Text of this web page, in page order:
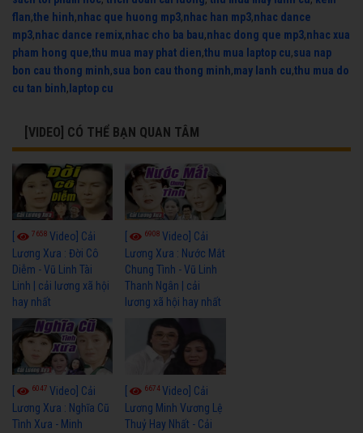
flan,the hinh,nhac que huong mp3,nhac han mp3,nhac dance
mp3,nhac dance remix,nhac cho ba bau,nhac dong que mp3,nhac xua
pham hong que,thu mua may phat dien,thu mua laptop cu,sua nap
bon cau thong minh,sua bon cau thong minh,may lanh cu,thu mua do
cu tan binh, laptop cu
[VIDEO] CÓ THỂ BẠN QUAN TÂM
7658 Video] Cải
Lương Xưa : Đời Cô
Diễm - Vũ Linh Tài
Linh | cải lương xã hội
hay nhất
6908Video] Cải
Lương Xưa : Nước Mắt
Chung Tình - Vũ Linh
Thanh Ngân | cải
lương xã hội hay nhất
6047 Video] Cải
Lương Xưa : Nghĩa Cũ
Tình Xưa - Minh
6674Video] Cải
Lương Minh Vương Lệ
Thuỷ Hay Nhất - Cải